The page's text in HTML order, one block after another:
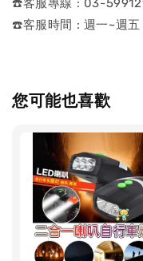
☎️客服專線 : 03-
☎️客服時間 : 週一~週
您可能也喜歡